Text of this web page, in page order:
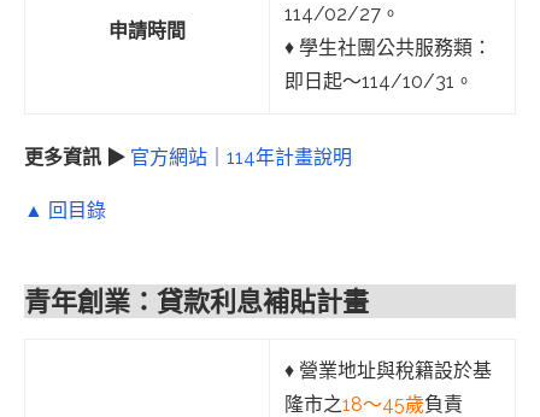
申請時間
114/02/27。
♦︎ 學生社團公共服務類：
即日起～114/10/31。
更多資訊 ▶ 官方網站 114年計畫說明
▲ 回目錄
青年創業：貸款利息補貼計畫
♦︎ 營業地址與稅籍設於基
隆市之18～45歲負責